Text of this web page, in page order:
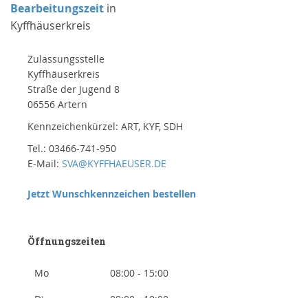
Bearbeitungszeit in
Kyffhäuserkreis
Zulassungsstelle
Kyffhäuserkreis
Straße der Jugend 8
06556 Artern
Kennzeichenkürzel: ART, KYF, SDH
Tel.: 03466-741-950
E-Mail: SVA@KYFFHAEUSER.DE
Jetzt Wunschkennzeichen bestellen
Öffnungszeiten
Mo
08:00 - 15:00